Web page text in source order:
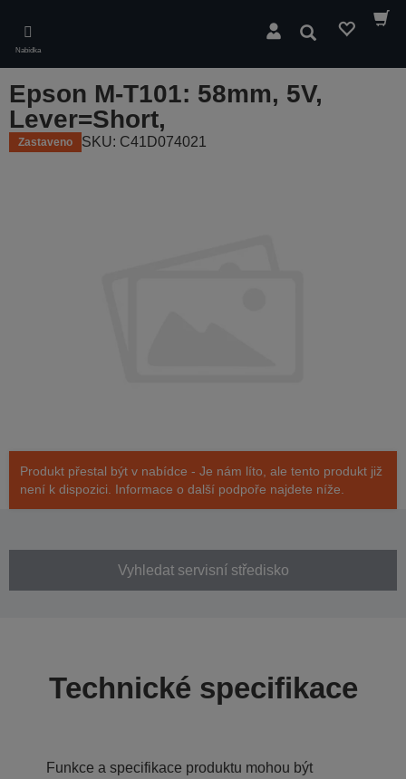
main
content
Nabídka
Hledat
Epson M-T101: 58mm, 5V,
Lever=Short,
Zastaveno SKU: C41D074021
Produkt přestal být v nabídce - Je nám líto, ale tento produkt již
není k dispozici. Informace o další podpoře najdete níže.
Vyhledat servisní středisko
Technické specifikace
Funkce a specifikace produktu mohou být